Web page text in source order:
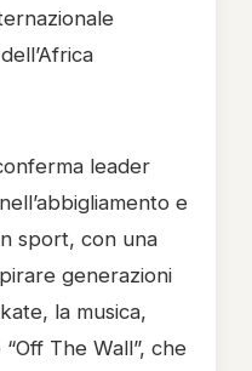
leader
e
sport, con una
generazioni
la musica,
The Wall”, che